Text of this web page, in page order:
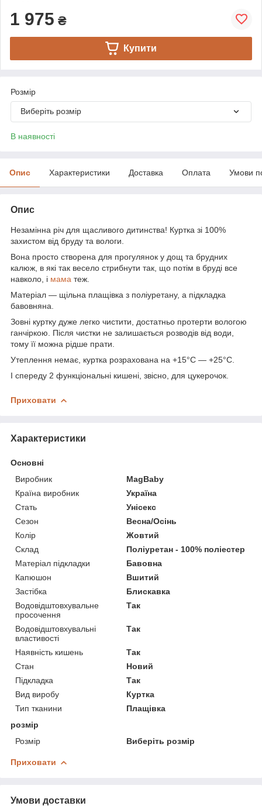
1 975 ₴
Купити
Розмір
Виберіть розмір
В наявності
Опис Характеристики Доставка Оплата Умови
Опис
Незамінна річ для щасливого дитинства! Куртка зі 100%
захистом від бруду та вологи.
Вона просто створена для прогулянок у дощ та брудних
калюж, в які так весело стрибнути так, що потім в бруді все
навколо, і мама теж.
Матеріал — щільна плащівка з поліуретану, а підкладка
бавовняна.
Зовні куртку дуже легко чистити, достатньо протерти вологою
ганчіркою. Після чистки не залишається розводів від води,
тому її можна рідше прати.
Утеплення немає, куртка розрахована на +15°C — +25°C.
І спереду 2 функціональні кишені, звісно, для цукерочок.
Приховати
Характеристики
Основні
Виробник
MagBaby
Країна виробник
Україна
Стать
Унісекс
Сезон
Весна/Осінь
Колір
Жовтий
Склад
Поліуретан - 100% поліестер
Матеріал підкладки
Бавовна
Капюшон
Вшитий
Застібка
Блискавка
Водовідштовхувальне
просочення
Так
Водовідштовхувальні
властивості
Так
Наявність кишень
Так
Стан
Новий
Підкладка
Так
Вид виробу
Куртка
Тип тканини
Плащівка
розмір
Розмір
Виберіть розмір
Приховати
Умови доставки